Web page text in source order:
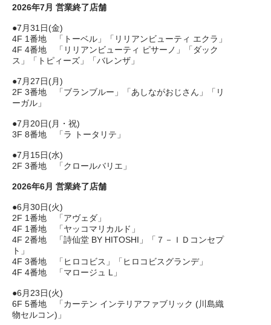
2026年7月 営業終了店舗
●7月31日(金)
4F 1番地 「トーベル」「リリアンビューティ エクラ」
4F 4番地 「リリアンビューティ ピサーノ」「ダック
ス」「トピィーズ」「バレンザ」
●7月27日(月)
2F 3番地 「ブランブルー」「あしながおじさん」「リ
ーガル」
●7月20日(月・祝)
3F 8番地 「ラ トータリテ」
●7月15日(水)
2F 3番地 「クロールバリエ」
2026年6月 営業終了店舗
●6月30日(火)
2F 1番地 「アヴェダ」
4F 1番地 「ヤッコマリカルド」
4F 2番地 「詩仙堂 BY HITOSHI」「７－ＩＤコンセプ
ト」
4F 3番地 「ヒロコビス」「ヒロコビスグランデ」
4F 4番地 「マロージュ L」
●6月23日(火)
6F 5番地 「カーテン インテリアファブリック (川島織
物セルコン)」